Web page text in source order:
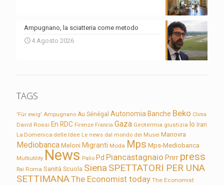
Ampugnano, la sciatteria come metodo
4 Agosto 2026
TAGS
'Für ewig' Ampugnano Au Sénégal Autonomia Banche Beko Clima
David Rossi En RDC Firenze Francia Gaza Geotermia giustizia Io Iran
La Domenica delle Idee Le news dal mondo dei Musei Manovra
Mediobanca Meloni Migranti Moda Mps Mps-Mediobanca
Multiutility News Palio Pd Piancastagnaio Pnrr press
Rai Roma Sanità Scuola Siena SPETTATORI PER UNA
SETTIMANAThe Economist today The Economist